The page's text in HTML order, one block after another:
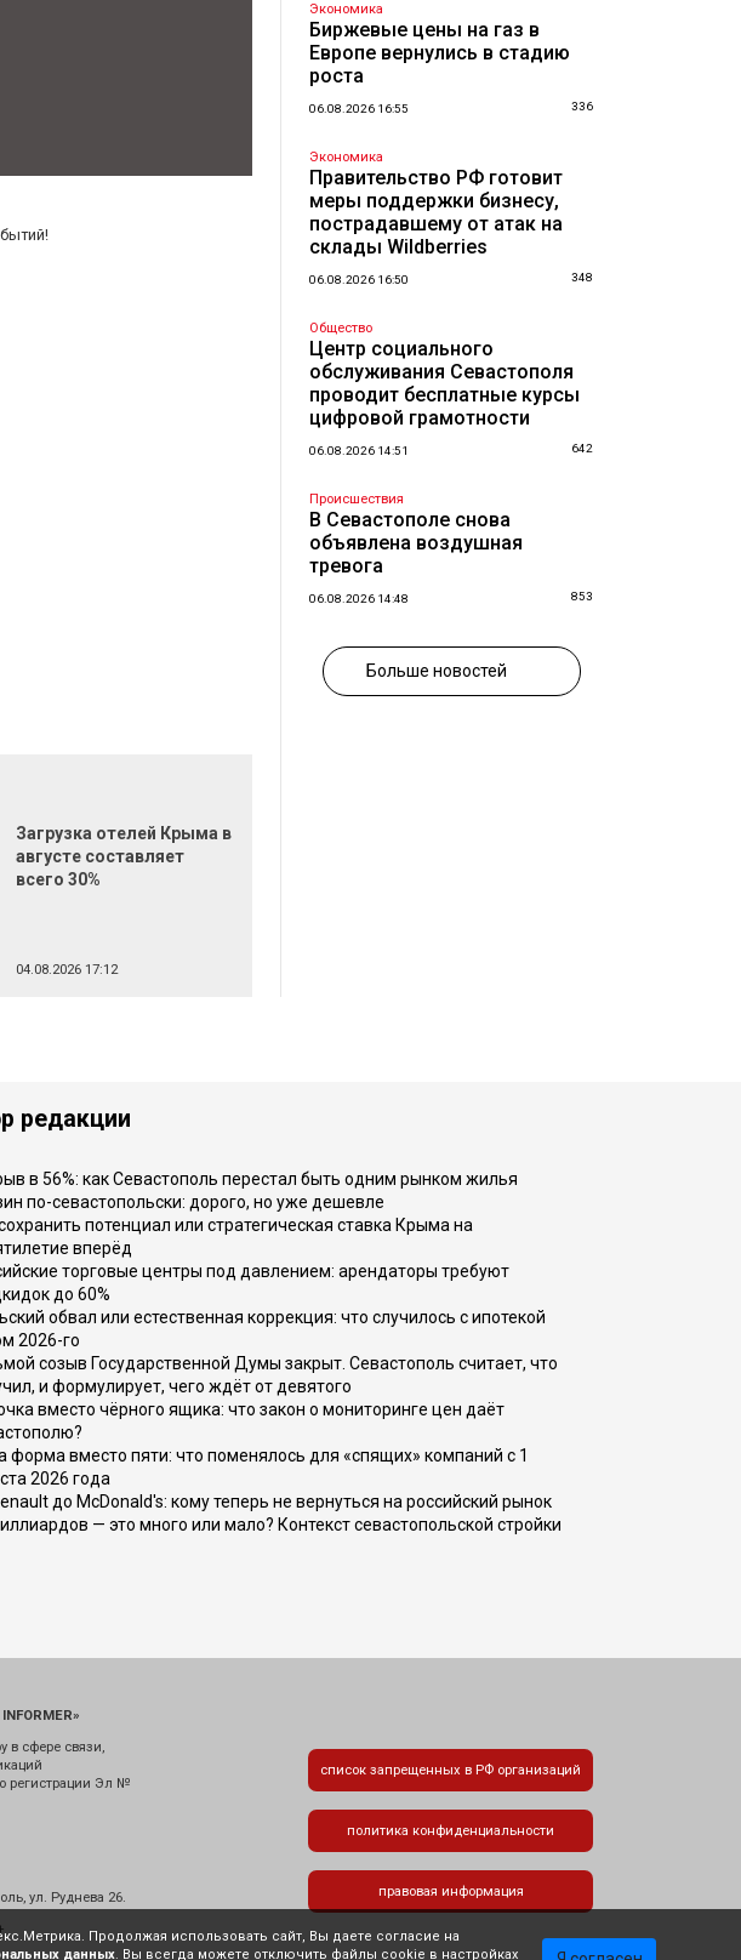
Загрузка отелей Крыма в
августе составляет
всего 30%
04.08.2026 17:12
Экономика
Биржевые цены на газ в
Европе вернулись в стадию
роста
06.08.2026 16:55 336
Экономика
Правительство РФ готовит
меры поддержки бизнесу,
пострадавшему от атак на
склады Wildberries
06.08.2026 16:50 348
Общество
Центр социального
обслуживания Севастополя
проводит бесплатные курсы
цифровой грамотности
06.08.2026 14:51 642
Происшествия
В Севастополе снова
объявлена воздушная
тревога
06.08.2026 14:48 853
Больше новостей
редакции
в 56%: как Севастополь перестал быть одним рынком жилья
по-севастопольски: дорого, но уже дешевле
потенциал или стратегическая ставка Крыма на
вперёд
торговые центры под давлением: арендаторы требуют
до 60%
обвал или естественная коррекция: что случилось с ипотекой
2026-го
созыв Государственной Думы закрыт. Севастополь считает, что
и формулирует, чего ждёт от девятого
вместо чёрного ящика: что закон о мониторинге цен даёт
форма вместо пяти: что поменялось для «спящих» компаний с 1
2026 года
до McDonald's: кому теперь не вернуться на российский рынок
— это много или мало? Контекст севастопольской стройки
в сфере связи,
регистрации Эл №
ул. Руднева 26.
список запрещенных в РФ организаций
политика конфиденциальности
правовая информация
Продолжая использовать сайт, Вы даете согласие на
данных. Вы всегда можете отключить файлы cookie в настройках